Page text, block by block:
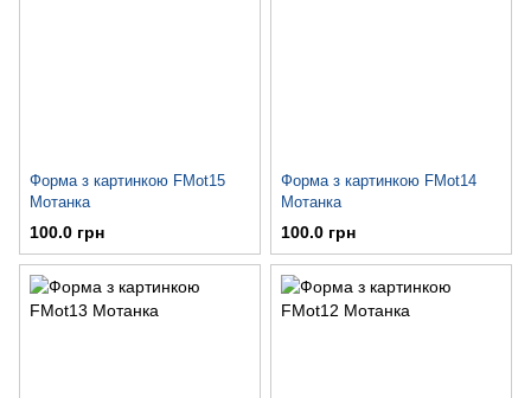
Форма з картинкою FMot15
Мотанка
100.0 грн
Форма з картинкою FMot14
Мотанка
100.0 грн